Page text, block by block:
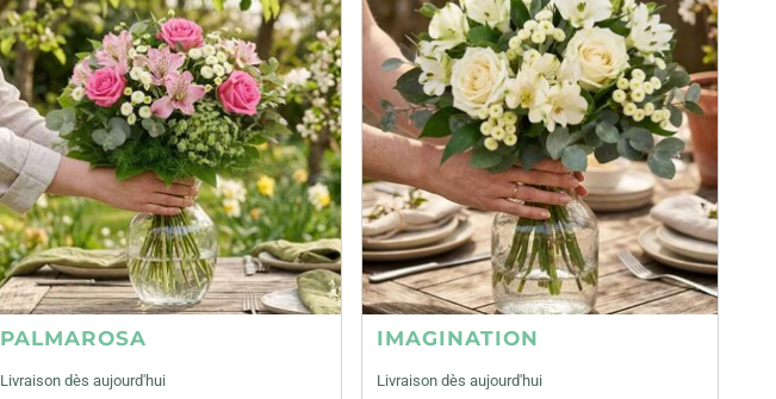
PALMAROSA
Livraison dès aujourd'hui
IMAGINATION
Livraison dès aujourd'hui